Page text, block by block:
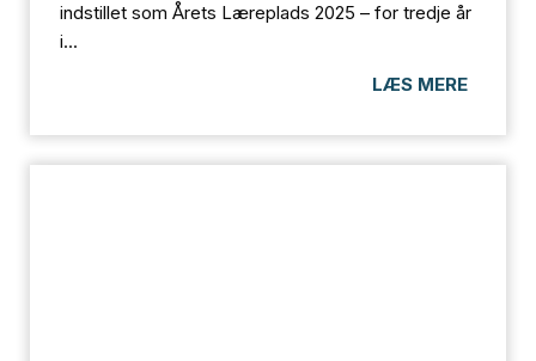
indstillet som Årets Læreplads 2025 – for tredje år
i...
LÆS MERE